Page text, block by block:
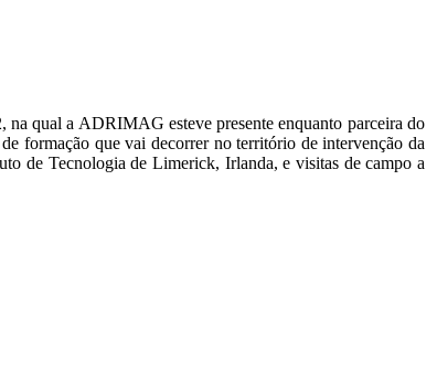
na qual a ADRIMAG esteve presente enquanto parceira do
formação que vai decorrer no território de intervenção da
de Tecnologia de Limerick, Irlanda, e visitas de campo a